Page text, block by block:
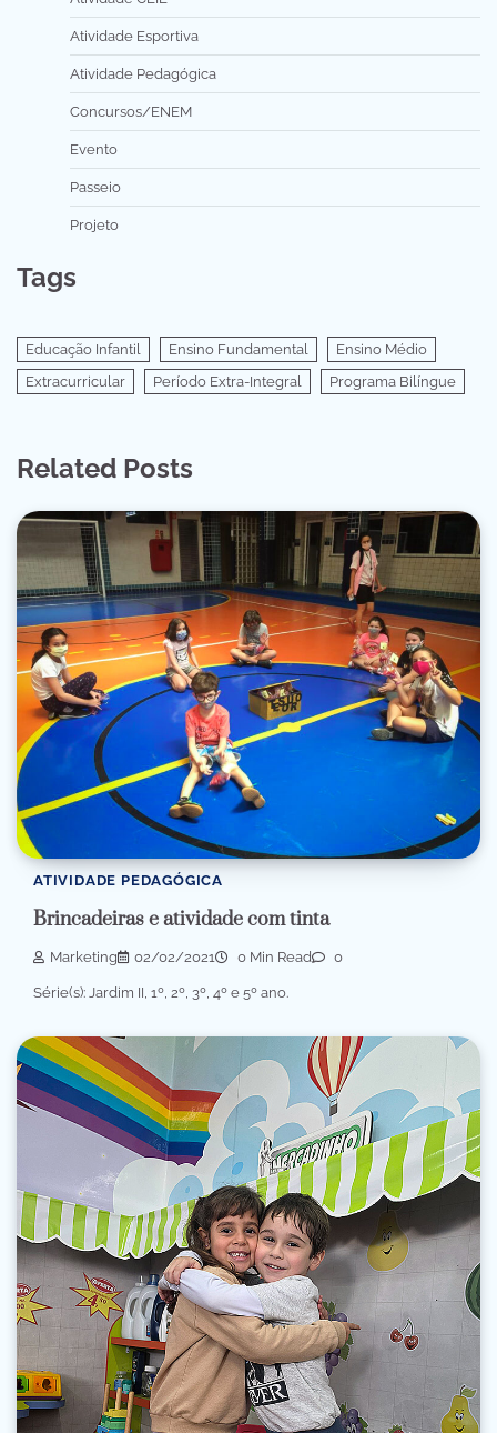
Atividade Esportiva
Atividade Pedagógica
Concursos/ENEM
Evento
Passeio
Projeto
Tags
Educação Infantil Ensino Fundamental
Ensino Médio
Extracurricular
Período Extra-Integral Programa Bilíngue
Related Posts
ATIVIDADE PEDAGÓGICA
Brincadeiras e atividade com tinta
Marketing 02/02/2021 0 Min Read 0
Série(s): Jardim II, 1º, 2º, 3º, 4º e 5º ano.